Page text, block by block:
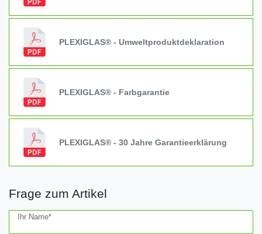
PLEXIGLAS® - Umweltproduktdeklaration
PLEXIGLAS® - Farbgarantie
PLEXIGLAS® - 30 Jahre Garantieerklärung
Frage zum Artikel
Ihr Name*
Ceres::Template.mailFormHoneypotLabel